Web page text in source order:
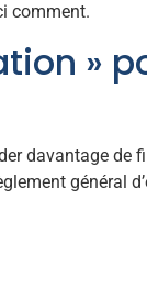
comment.
»
davantage
général